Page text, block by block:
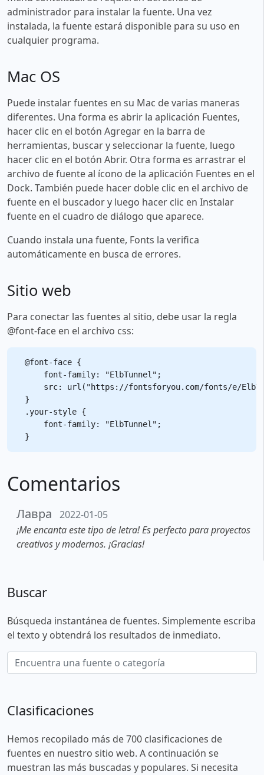
administrador para instalar la fuente. Una vez
instalada, la fuente estará disponible para su uso en
cualquier programa.
Mac OS
Puede instalar fuentes en su Mac de varias maneras
diferentes. Una forma es abrir la aplicación Fuentes,
hacer clic en el botón Agregar en la barra de
herramientas, buscar y seleccionar la fuente, luego
hacer clic en el botón Abrir. Otra forma es arrastrar el
archivo de fuente al ícono de la aplicación Fuentes en el
Dock. También puede hacer doble clic en el archivo de
fuente en el buscador y luego hacer clic en Instalar
fuente en el cuadro de diálogo que aparece.
Cuando instala una fuente, Fonts la verifica
automáticamente en busca de errores.
Sitio web
Para conectar las fuentes al sitio, debe usar la regla
@font-face en el archivo css:
@font-face {
    font-family: "ElbTunnel";
src: url("https://fontsforyou.com/fonts/e/
}
.your-style {
    font-family: "ElbTunnel";
Comentarios
Лавра
2022-01-05
¡Me encanta este tipo de letra! Es perfecto para proyectos
creativos y modernos. ¡Gracias!
Buscar
Búsqueda instantánea de fuentes. Simplemente escriba
el texto y obtendrá los resultados de inmediato.
Clasificaciones
Hemos recopilado más de 700 clasificaciones de
fuentes en nuestro sitio web. A continuación se
muestran las más buscadas y populares. Si necesita